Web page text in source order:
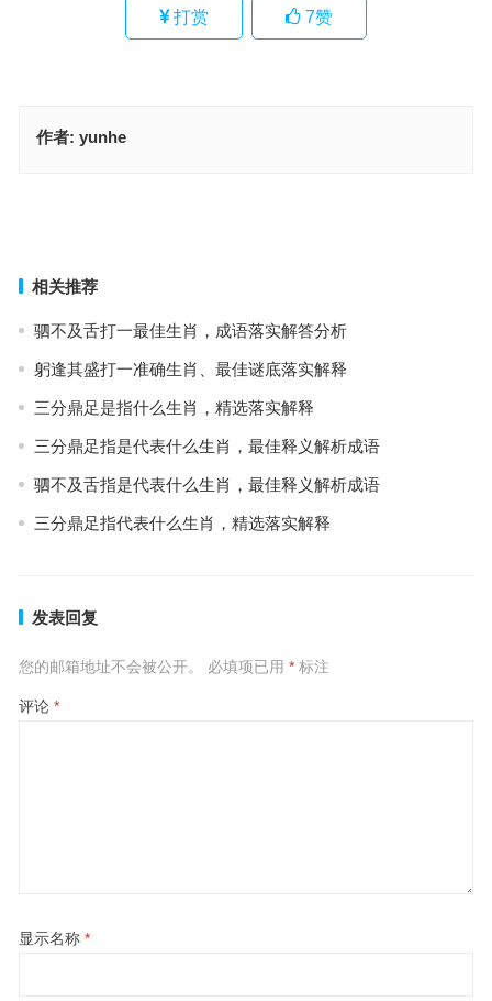
打赏 7赞
作者: yunhe
相关推荐
驷不及舌打一最佳生肖，成语落实解答分析
躬逢其盛打一准确生肖、最佳谜底落实解释
三分鼎足是指什么生肖，精选落实解释
三分鼎足指是代表什么生肖，最佳释义解析成语
驷不及舌指是代表什么生肖，最佳释义解析成语
三分鼎足指代表什么生肖，精选落实解释
发表回复
您的邮箱地址不会被公开。 必填项已用 *标注
评论 *
显示名称 *